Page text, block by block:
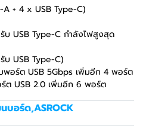
+ 4 x USB Type-C)
บ USB Type-C กำลังไฟสูงสุด
USB Type-C)
อร์ต USB 5Gbps เพิ่มอีก 4 พอร์ต
ต USB 2.0 เพิ่มอีก 6 พอร์ต
นบอร์ด,ASROCK